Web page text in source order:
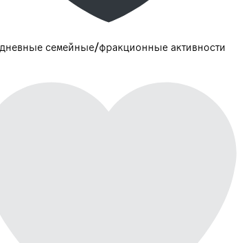
семейные/фракционные активности